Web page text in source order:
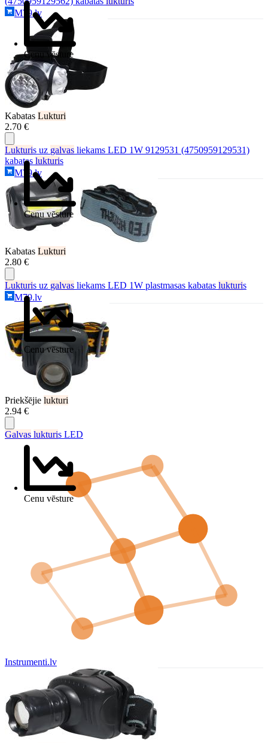
Cenu vēsture
M79.lv
Kabatas Lukturi
2.70 €
Cenu vēsture
Lukturis uz galvas liekams LED 1W 9129531 (4750959129531)
kabatas lukturis
M79.lv
Kabatas Lukturi
2.80 €
Cenu vēsture
Lukturis uz galvas liekams LED 1W plastmasas kabatas lukturis
M79.lv
Priekšējie lukturi
2.94 €
Cenu vēsture
Galvas lukturis LED
Instrumenti.lv